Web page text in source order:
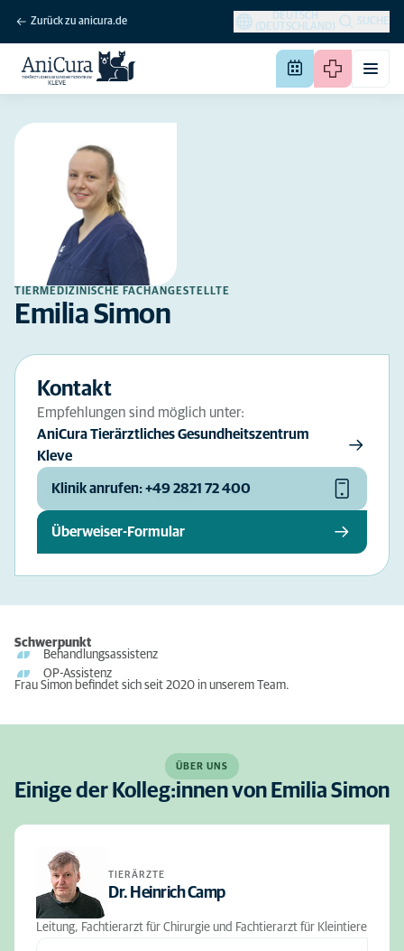
Zurück zu anicura.de
DEUTSCH
(DEUTSCHLAND)
SUCHE
TIERMEDIZINISCHE FACHANGESTELLTE
Emilia Simon
Kontakt
Empfehlungen sind möglich unter:
AniCura Tierärztliches Gesundheitszentrum
Kleve
Klinik anrufen: +49 2821 72 400
Überweiser-Formular
Schwerpunkt
Behandlungsassistenz
OP-Assistenz
Frau Simon befindet sich seit 2020 in unserem Team.
ÜBER UNS
Einige der Kolleg:innen von Emilia Simon
TIERÄRZTE
Dr. Heinrich Camp
Leitung, Fachtierarzt für Chirurgie und Fachtierarzt für Kleintiere